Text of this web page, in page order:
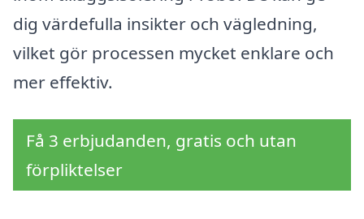
dig värdefulla insikter och vägledning,
vilket gör processen mycket enklare och
mer effektiv.
Få 3 erbjudanden, gratis och utan
förpliktelser